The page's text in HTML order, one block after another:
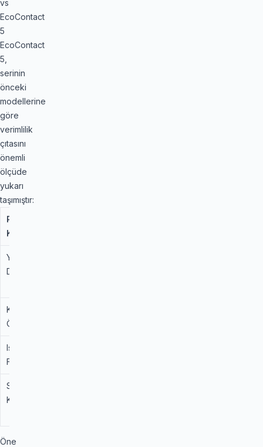
vs
EcoContact
5
EcoContact
5,
serinin
önceki
modellerine
göre
verimlilik
çıtasını
önemli
ölçüde
yukarı
taşımıştır:
Performans
Kriteri
Yuvarlanma
Direnci
Kilometre
Ömrü
Islak Zemin
Frenleme
Sürüş
Konforu
Öne